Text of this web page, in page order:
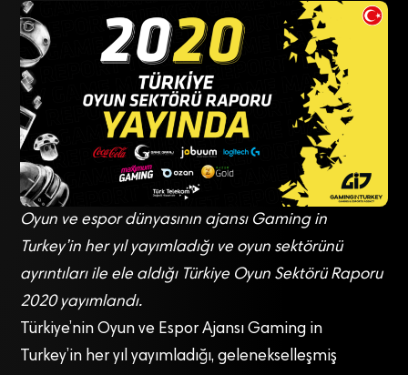
Oyun ve espor dünyasının ajansı Gaming in
Turkey’in her yıl yayımladığı ve oyun sektörünü
ayrıntıları ile ele aldığı Türkiye Oyun Sektörü Raporu
2020 yayımlandı.
Türkiye’nin Oyun ve Espor Ajansı Gaming in
Turkey’in her yıl yayımladığı, gelenekselleşmiş